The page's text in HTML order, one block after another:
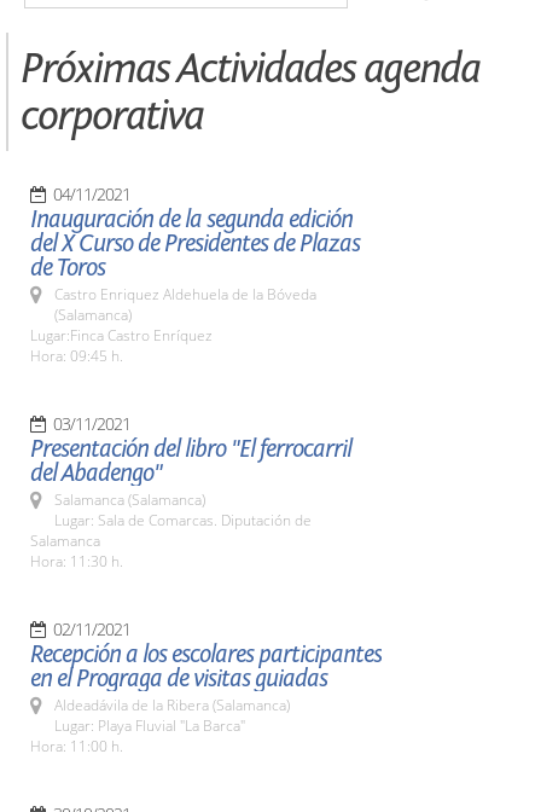
Próximas Actividades agenda
corporativa
04/11/2021
Inauguración de la segunda edición
del X Curso de Presidentes de Plazas
de Toros
Castro Enriquez Aldehuela de la Bóveda
(Salamanca)
Lugar:Finca Castro Enríquez
Hora: 09:45 h.
03/11/2021
Presentación del libro "El ferrocarril
del Abadengo"
Salamanca (Salamanca)
Lugar: Sala de Comarcas. Diputación de
Salamanca
Hora: 11:30 h.
02/11/2021
Recepción a los escolares participantes
en el Prograga de visitas guiadas
Aldeadávila de la Ribera (Salamanca)
Lugar: Playa Fluvial "La Barca"
Hora: 11:00 h.